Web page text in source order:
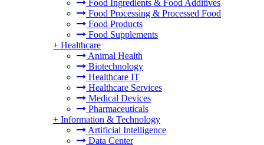
Food Ingredients & Food Additives
Food Processing & Processed Food
Food Products
Food Supplements
+ Healthcare
Animal Health
Biotechnology
Healthcare IT
Healthcare Services
Medical Devices
Pharmaceuticals
+ Information & Technology
Artificial Intelligence
Data Center